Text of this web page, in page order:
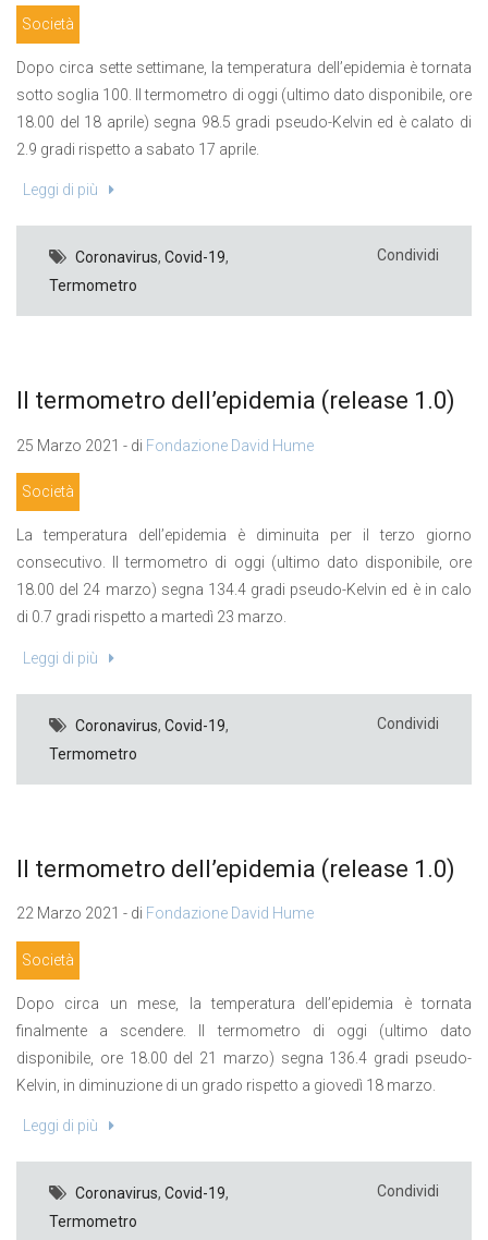
Società
Dopo circa sette settimane, la temperatura dell’epidemia è tornata
sotto soglia 100. Il termometro di oggi (ultimo dato disponibile, ore
18.00 del 18 aprile) segna 98.5 gradi pseudo-Kelvin ed è calato di
2.9 gradi rispetto a sabato 17 aprile.
Leggi di più
Coronavirus, Covid-19,
Termometro
Condividi
Il termometro dell’epidemia (release 1.0)
25 Marzo 2021 - di Fondazione David Hume
Società
La temperatura dell’epidemia è diminuita per il terzo giorno
consecutivo. Il termometro di oggi (ultimo dato disponibile, ore
18.00 del 24 marzo) segna 134.4 gradi pseudo-Kelvin ed è in calo
di 0.7 gradi rispetto a martedì 23 marzo.
Leggi di più
Coronavirus, Covid-19,
Termometro
Condividi
Il termometro dell’epidemia (release 1.0)
22 Marzo 2021 - di Fondazione David Hume
Società
Dopo circa un mese, la temperatura dell’epidemia è tornata
finalmente a scendere. Il termometro di oggi (ultimo dato
disponibile, ore 18.00 del 21 marzo) segna 136.4 gradi pseudo-
Kelvin, in diminuzione di un grado rispetto a giovedì 18 marzo.
Leggi di più
Coronavirus, Covid-19,
Termometro
Condividi